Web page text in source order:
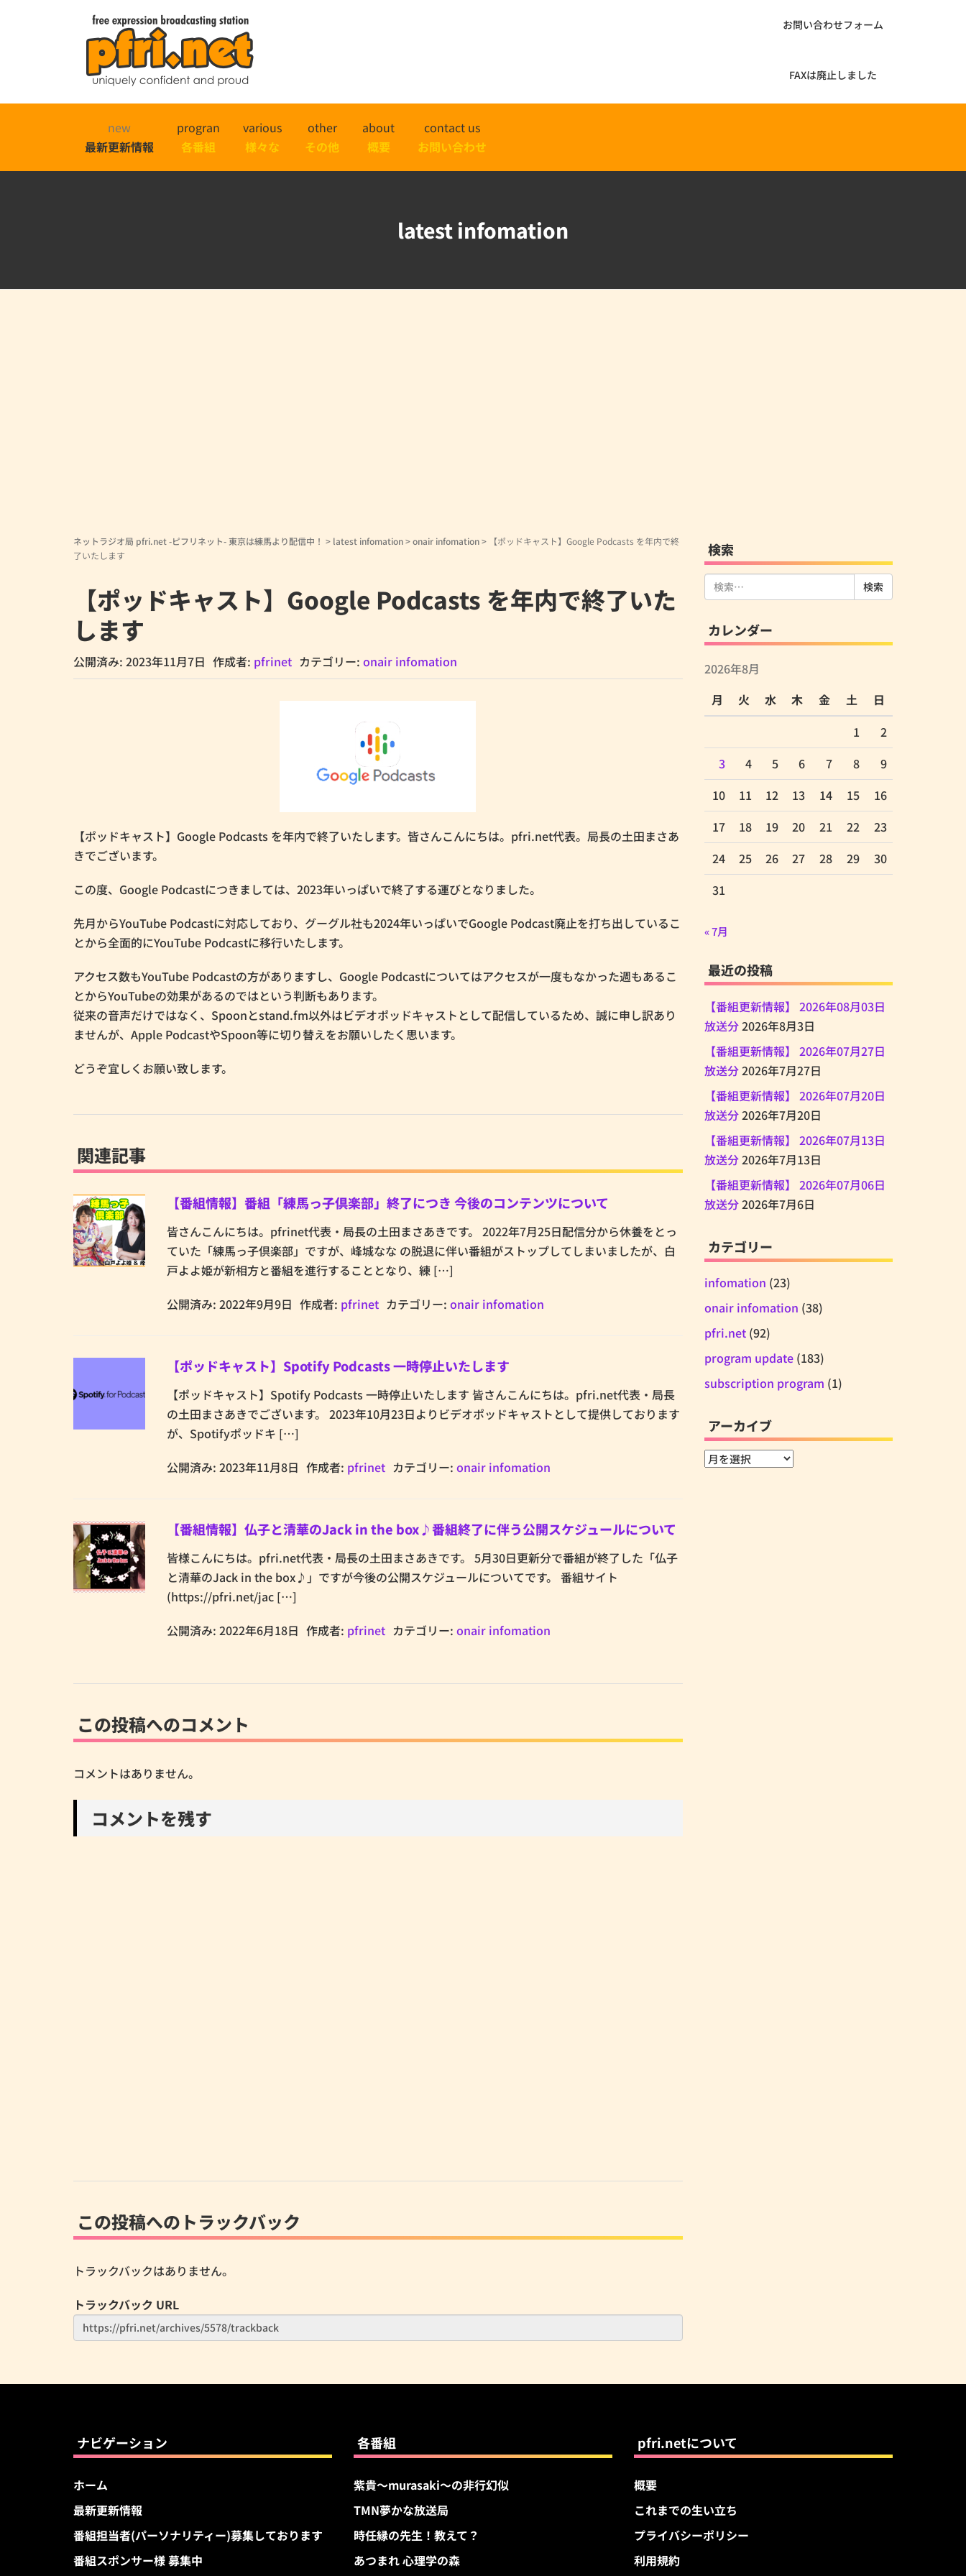
お問い合わせフォーム
FAXは廃止しました
new
最新更新情報
progran
各番組
various
様々な
other
その他
about
概要
contact us
お問い合わせ
latest infomation
ネットラジオ局 pfri.net -ピフリネット- 東京は練馬より配信中！ > latest infomation>onair infomation>
【ポッドキャスト】Google Podcasts を年内で終
了いたします
【ポッドキャスト】Google Podcasts を年内で終了いた
します
公開済み: 2023年11月7日 作成者: pfrinet カテゴリー: onair infomation
【ポッドキャスト】Google Podcasts を年内で終了いたします。皆さんこんにちは。pfri.net代表。局長の土田まさあ
きでございます。
この度、Google Podcastにつきましては、2023年いっぱいで終了する運びとなりました。
先月からYouTube Podcastに対応しており、グーグル社も2024年いっぱいでGoogle Podcast廃止を打ち出しているこ
とから全面的にYouTube Podcastに移行いたします。
アクセス数もYouTube Podcastの方がありますし、Google Podcastについてはアクセスが一度もなかった週もあるこ
とからYouTubeの効果があるのではという判断もあります。
従来の音声だけではなく、Spoonとstand.fm以外はビデオポッドキャストとして配信しているため、誠に申し訳あり
ませんが、Apple PodcastやSpoon等に切り替えをお願いしたく思います。
どうぞ宜しくお願い致します。
関連記事
【番組情報】番組「練馬っ子倶楽部」終了につき 今後のコンテンツについて
皆さんこんにちは。pfrinet代表・局長の土田まさあきです。 2022年7月25日配信分から休養をとっ
ていた「練馬っ子倶楽部」ですが、峰城なな の脱退に伴い番組がストップしてしまいましたが、白
戸よよ姫が新相方と番組を進行することとなり、練 […]
公開済み: 2022年9月9日 作成者: pfrinet カテゴリー: onair infomation
【ポッドキャスト】Spotify Podcasts 一時停止いたします
【ポッドキャスト】Spotify Podcasts 一時停止いたします 皆さんこんにちは。pfri.net代表・局長
の土田まさあきでございます。 2023年10月23日よりビデオポッドキャストとして提供しております
が、Spotifyポッドキ […]
公開済み: 2023年11月8日 作成者: pfrinet カテゴリー: onair infomation
【番組情報】仏子と清華のJack in the box♪番組終了に伴う公開スケジュールについて
皆様こんにちは。pfri.net代表・局長の土田まさあきです。 5月30日更新分で番組が終了した「仏子
と清華のJack in the box♪」ですが今後の公開スケジュールについてです。 番組サイト
(https://pfri.net/jac […]
公開済み: 2022年6月18日 作成者: pfrinet カテゴリー: onair infomation
この投稿へのコメント
コメントはありません。
コメントを残す
この投稿へのトラックバック
トラックバックはありません。
トラックバック URL
検索
検
索:
カレンダー
2026年8月
月
火 水 木 金 土
日
1
2
3
4 5 6 7 8
9
10
11 12 13 14 15
16
17
18 19 20 21 22
23
24
25 26 27 28 29
30
31
« 7月
最近の投稿
【番組更新情報】 2026年08月03日
放送分2026年8月3日
【番組更新情報】 2026年07月27日
放送分2026年7月27日
【番組更新情報】 2026年07月20日
放送分2026年7月20日
【番組更新情報】 2026年07月13日
放送分2026年7月13日
【番組更新情報】 2026年07月06日
放送分2026年7月6日
カテゴリー
infomation (23)
onair infomation (38)
pfri.net(92)
program update(183)
subscription program (1)
アーカイブ
ア
ナビゲーション
ホーム
最新更新情報
番組担当者(パーソナリティー)募集しております
番組スポンサー様 募集中
各番組
紫貴～murasaki～の非行幻似
TMN夢かな放送局
時任縁の先生！教えて？
あつまれ 心理学の森
pfri.netについて
概要
これまでの生い立ち
プライバシーポリシー
利用規約